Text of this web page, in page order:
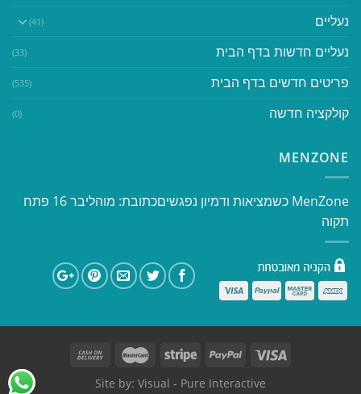
נעליים (41)
נעליים חדשות בדף הבית (33)
פריטים חדשים בדף הבית (535)
קולקציה חדשה (0)
MENZONE
​​MenZone כשמציאות ודמיון נפגשים​ כתובת: מוהליבר 16 פתח
תקוה
Site by: Visual - Pure Interactive